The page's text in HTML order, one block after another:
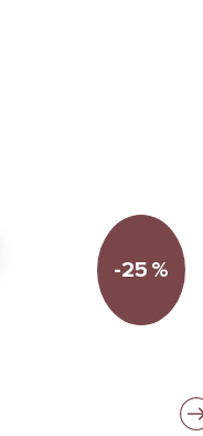
-25 %